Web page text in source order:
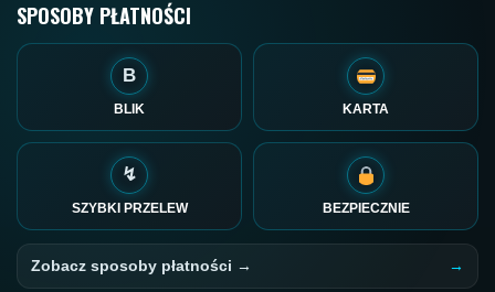
SPOSOBY PŁATNOŚCI
B
BLIK KARTA
↯
SZYBKI PRZELEW BEZPIECZNIE
Zobacz sposoby płatności →